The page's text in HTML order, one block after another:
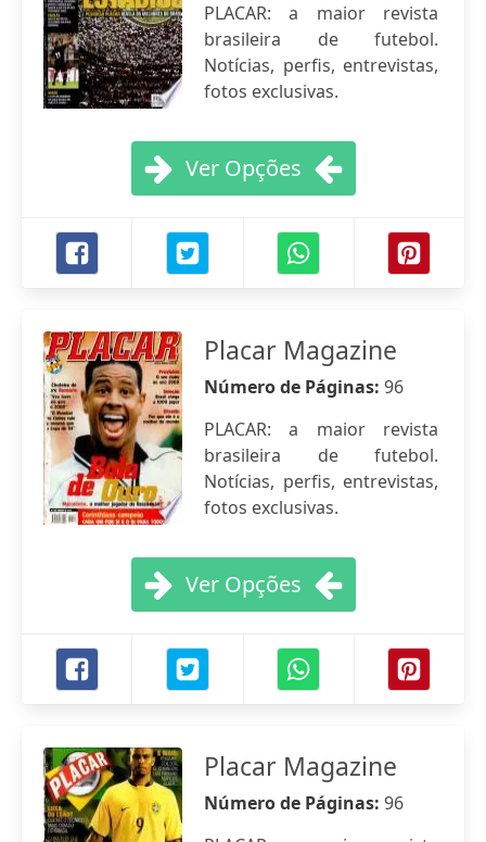
PLACAR: a maior revista
brasileira de futebol.
Notícias, perfis, entrevistas,
fotos exclusivas.
Ver Opções
Placar Magazine
Número de Páginas: 96
PLACAR: a maior revista
brasileira de futebol.
Notícias, perfis, entrevistas,
fotos exclusivas.
Ver Opções
Placar Magazine
Número de Páginas: 96